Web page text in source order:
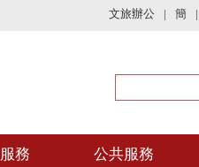
文旅辦公 | 簡 |
務 公共服務